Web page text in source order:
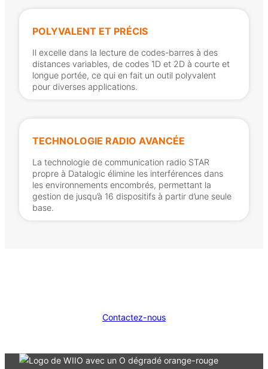
POLYVALENT ET PRÉCIS
Il excelle dans la lecture de codes-barres à des
distances variables, de codes 1D et 2D à courte et
longue portée, ce qui en fait un outil polyvalent
pour diverses applications.
TECHNOLOGIE RADIO AVANCÉE
La technologie de communication radio STAR
propre à Datalogic élimine les interférences dans
les environnements encombrés, permettant la
gestion de jusqu’à 16 dispositifs à partir d’une seule
base.
Contactez-nous